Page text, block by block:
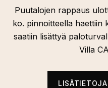
Puutalojen rappaus
ko. pinnoitteella haettiin
saatiin lisättyä
Villa